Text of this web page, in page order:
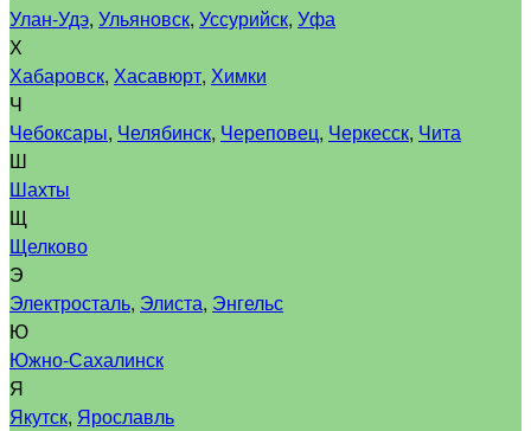
Улан-Удэ, Ульяновск, Уссурийск, Уфа
Х
Хабаровск, Хасавюрт, Химки
Ч
Чебоксары, Челябинск, Череповец, Черкесск, Чита
Ш
Шахты
Щ
Щелково
Э
Электросталь, Элиста, Энгельс
Ю
Южно-Сахалинск
Я
Якутск, Ярославль